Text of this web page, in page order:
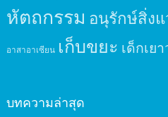
หัตถกรรม อนุรักษ์สิ่ง
อาสาอาเซียน เก็บขยะ เด็กเย
บทความล่าสุด